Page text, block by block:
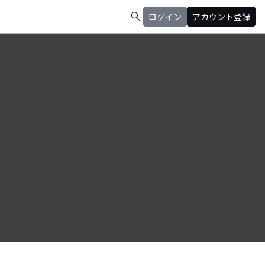
search ログイン アカウント登録